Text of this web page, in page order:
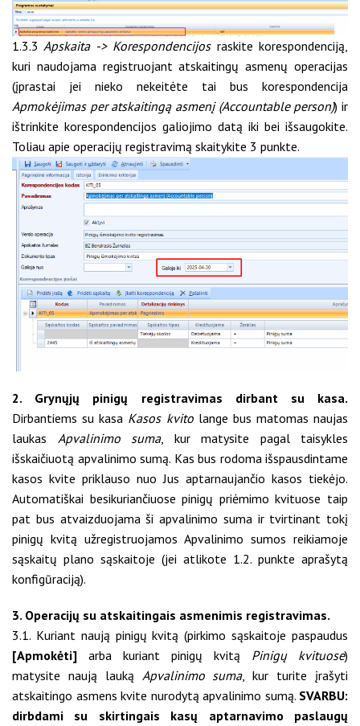
1.3.3 Apskaita -> Korespondencijosraskite korespondenciją,
kuri naudojama registruojant atskaitingų asmenų operacijas
(įprastai jei nieko nekeitėte tai bus korespondencija
Apmokėjimas per atskaitingą asmenį (Accountable person)) ir
ištrinkite korespondencijos galiojimo datą iki bei išsaugokite.
Toliau apie operacijų registravimą skaitykite 3 punkte.
2. Grynųjų pinigų registravimas dirbant su kasa.
Dirbantiems su kasa Kasos kvitolange bus matomas naujas
laukas Apvalinimo suma, kur matysite pagal taisykles
išskaičiuotą apvalinimo sumą. Kas bus rodoma išspausdintame
kasos kvite priklauso nuo Jus aptarnaujančio kasos tiekėjo.
Automatiškai besikuriančiuose pinigų priėmimo kvituose taip
pat bus atvaizduojama ši apvalinimo suma ir tvirtinant tokį
pinigų kvitą užregistruojamos Apvalinimo sumos reikiamoje
sąskaitų plano sąskaitoje (jei atlikote 1.2. punkte aprašytą
konfigūraciją).
3. Operacijų su atskaitingais asmenimis registravimas.
3.1. Kuriant naują pinigų kvitą (pirkimo sąskaitoje paspaudus
[Apmokėti] arba kuriant pinigų kvitą Pinigų kvituose)
matysite naują lauką Apvalinimo suma, kur turite įrašyti
atskaitingo asmens kvite nurodytą apvalinimo sumą. SVARBU:
dirbdami su skirtingais kasų aptarnavimo paslaugų